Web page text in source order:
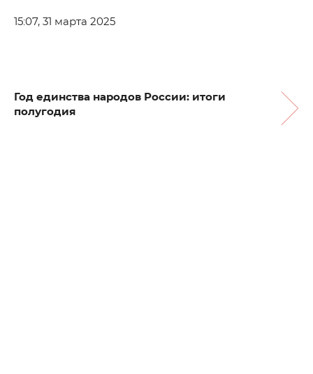
15:07, 31 марта 2025
Год единства народов России: итоги
полугодия